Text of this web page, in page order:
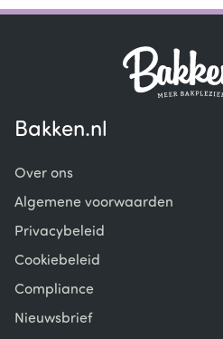
1
Bakken.nl
Over ons
Algemene voorwaarden
Privacybeleid
Cookiebeleid
Compliance
Nieuwsbrief